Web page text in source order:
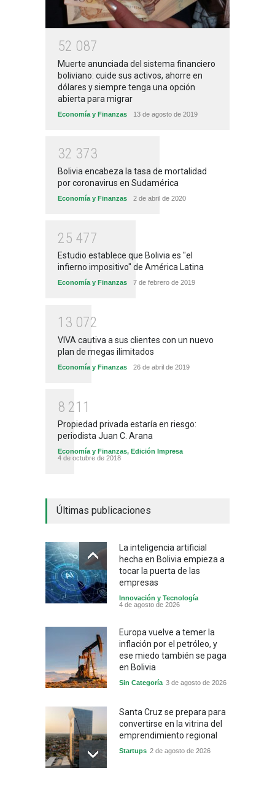
52 087
Muerte anunciada del sistema financiero
boliviano: cuide sus activos, ahorre en
dólares y siempre tenga una opción
abierta para migrar
Economía y Finanzas 13 de agosto de 2019
32 373
Bolivia encabeza la tasa de mortalidad
por coronavirus en Sudamérica
Economía y Finanzas 2 de abril de 2020
25 477
Estudio establece que Bolivia es "el
infierno impositivo" de América Latina
Economía y Finanzas 7 de febrero de 2019
1 3 072
VIVA cautiva a sus clientes con un nuevo
plan de megas ilimitados
Economía y Finanzas 26 de abril de 2019
8 21 1
Propiedad privada estaría en riesgo:
periodista Juan C. Arana
Economía y Finanzas, Edición Impresa
4 de octubre de 2018
Últimas publicaciones
La inteligencia artificial
hecha en Bolivia empieza a
tocar la puerta de las
empresas
Innovación y Tecnología
4 de agosto de 2026
Europa vuelve a temer la
inflación por el petróleo, y
ese miedo también se paga
en Bolivia
Sin Categoría 3 de agosto de 2026
Santa Cruz se prepara para
convertirse en la vitrina del
emprendimiento regional
Startups 2 de agosto de 2026